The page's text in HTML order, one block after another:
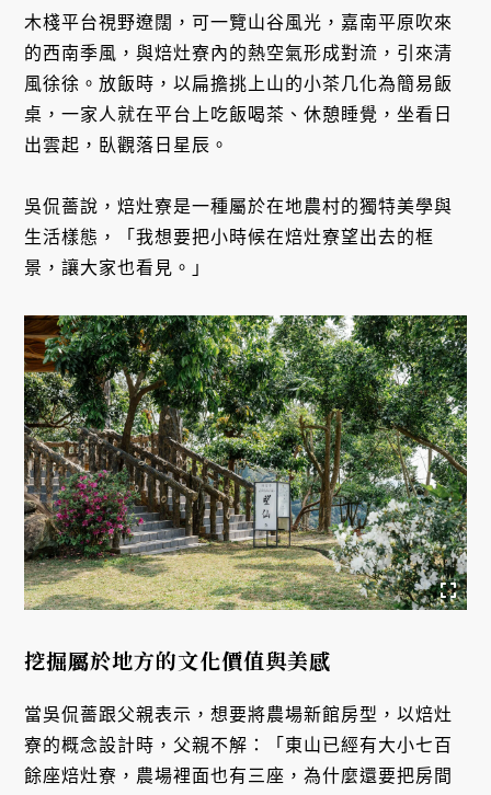
木棧平台視野遼闊，可一覽山谷風光，嘉南平原吹來
的西南季風，與焙灶寮內的熱空氣形成對流，引來清
風徐徐。放飯時，以扁擔挑上山的小茶几化為簡易飯
桌，一家人就在平台上吃飯喝茶、休憩睡覺，坐看日
出雲起，臥觀落日星辰。
吳侃薔說，焙灶寮是一種屬於在地農村的獨特美學與
生活樣態，「我想要把小時候在焙灶寮望出去的框
景，讓大家也看見。」
挖掘屬於地方的文化價值與美感
當吳侃薔跟父親表示，想要將農場新館房型，以焙灶
寮的概念設計時，父親不解：「東山已經有大小七百
餘座焙灶寮，農場裡面也有三座，為什麼還要把房間